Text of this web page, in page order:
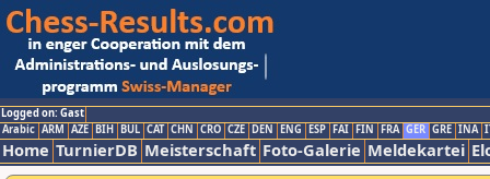
Logged on: Gast
Arabic ARM AZE BIH BUL CAT CHN CRO CZE DEN ENG ESP FAI FIN FRA GER GRE INA
Home TurnierDB Meisterschaft Foto-Galerie Meldekartei